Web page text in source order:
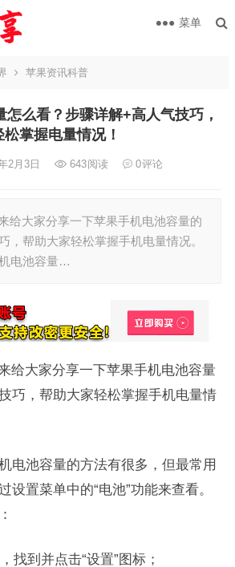
菜单
苹果资讯科普
怎么看？步骤详解+高人气技巧，
松掌握电量情况！
2月3日 643阅读 0评论
给大家分享一下苹果手机电池容量的
，帮助大家轻松掌握手机电量情况。
电池容量…
给大家分享一下苹果手机电池容量
巧，帮助大家轻松掌握手机电量情
电池容量的方法有很多，但最常用
设置菜单中的“电池”功能来查看。
找到并点击“设置”图标；